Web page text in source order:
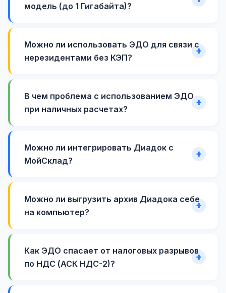
модель (до 1 Гигабайта)?
Можно ли использовать ЭДО для связи с
нерезидентами без КЭП?
В чем проблема с использованием ЭДО
при наличных расчетах?
Можно ли интегрировать Диадок с
МойСклад?
Можно ли выгрузить архив Диадока себе
на компьютер?
Как ЭДО спасает от налоговых разрывов
по НДС (АСК НДС-2)?